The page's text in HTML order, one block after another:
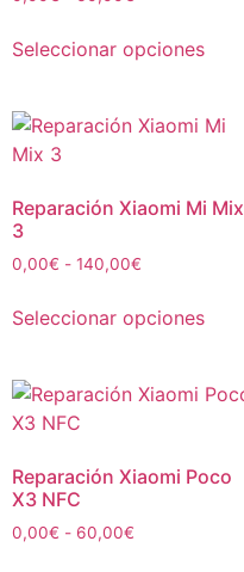
Seleccionar opciones
Reparación Xiaomi Mi Mix
3
0,00€ - 140,00€
Seleccionar opciones
Reparación Xiaomi Poco
X3 NFC
0,00€ - 60,00€